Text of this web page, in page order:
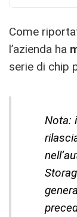
Come
l’azienda ha
serie di chip
Nota: